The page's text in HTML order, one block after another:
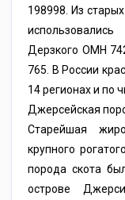
198998. Из
Дерзкого ОМН
765. В России
14 регионах и по
Джерсейская
Старейшая
крупного
порода скота
острове